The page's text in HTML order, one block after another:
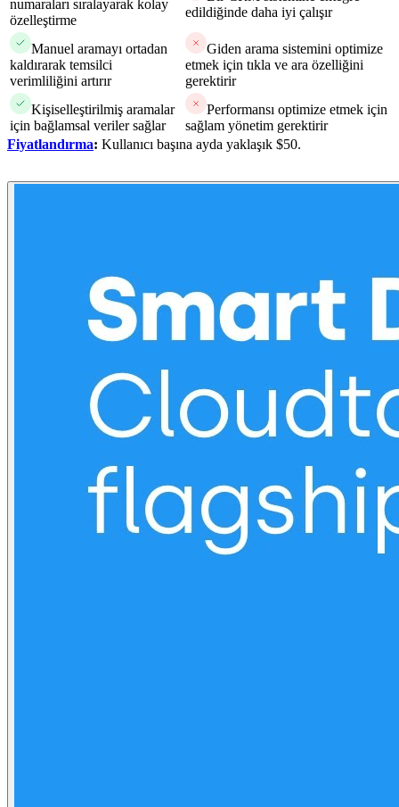
numaraları sıralayarak kolay
özelleştirme
edildiğinde daha iyi çalışır
Manuel aramayı ortadan
kaldırarak temsilci
verimliliğini artırır
Giden arama sistemini optimize
etmek için tıkla ve ara özelliğini
gerektirir
Kişiselleştirilmiş aramalar
için bağlamsal veriler sağlar
Performansı optimize etmek için
sağlam yönetim gerektirir
Fiyatlandırma: Kullanıcı başına ayda yaklaşık $50.